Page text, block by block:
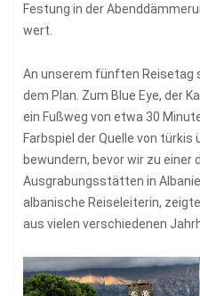
Festung in der
wert.
An unserem fünften
dem Plan. Zum Blue Eye, der
ein Fußweg von etwa 30
Farbspiel der Quelle von türkis
bewundern, bevor wir zu
Ausgrabungsstätten in
albanische Reiseleiterin,
aus vielen verschiedenen